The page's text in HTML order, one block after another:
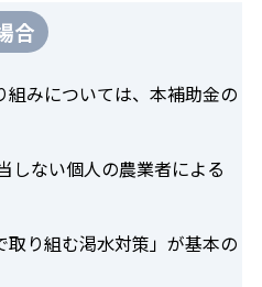
合
みについては、本補助金の
しない個人の農業者による
り組む渇水対策」が基本の